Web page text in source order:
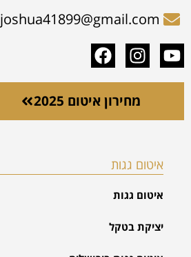
joshua41899@gmail.com
מחירון איטום 2025
איטום גגות
איטום גגות
יציקת בטקל